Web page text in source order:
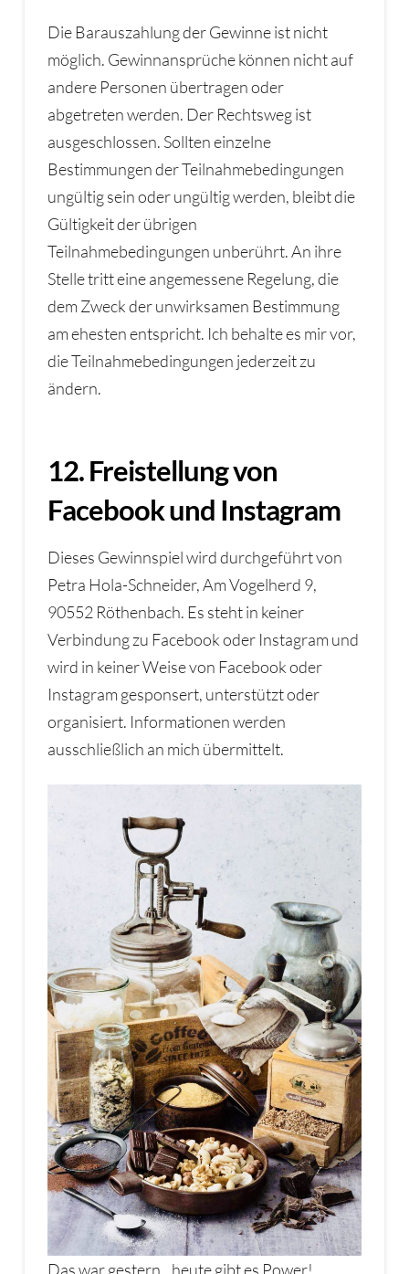
Die Barauszahlung der Gewinne ist nicht
möglich. Gewinnansprüche können nicht auf
andere Personen übertragen oder
abgetreten werden. Der Rechtsweg ist
ausgeschlossen. Sollten einzelne
Bestimmungen der Teilnahmebedingungen
ungültig sein oder ungültig werden, bleibt die
Gültigkeit der übrigen
Teilnahmebedingungen unberührt. An ihre
Stelle tritt eine angemessene Regelung, die
dem Zweck der unwirksamen Bestimmung
am ehesten entspricht. Ich behalte es mir vor,
die Teilnahmebedingungen jederzeit zu
ändern.
12. Freistellung von
Facebook und Instagram
Dieses Gewinnspiel wird durchgeführt von
Petra Hola-Schneider, Am Vogelherd 9,
90552 Röthenbach. Es steht in keiner
Verbindung zu Facebook oder Instagram und
wird in keiner Weise von Facebook oder
Instagram gesponsert, unterstützt oder
organisiert. Informationen werden
ausschließlich an mich übermittelt.
Das war gestern…heute gibt es Power!